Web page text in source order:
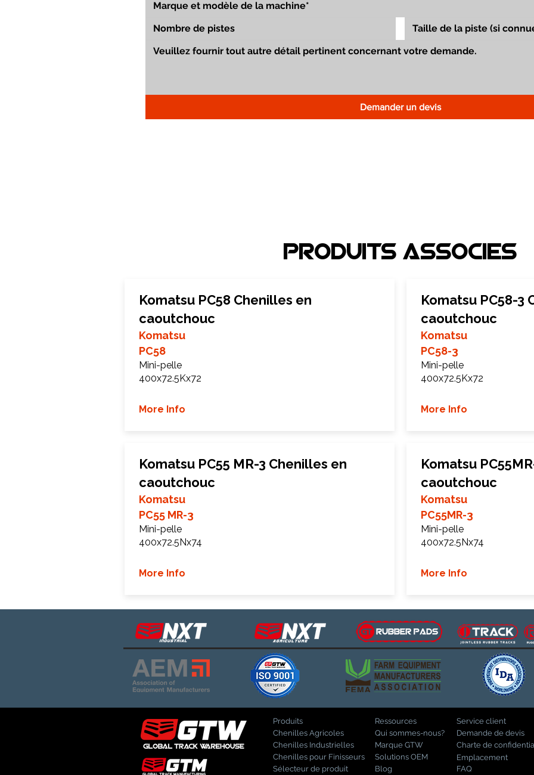
Demander un devis
Produits associEs
Komatsu PC58 Chenilles en
caoutchouc
Komatsu
PC58
Mini-pelle
400x72.5Kx72
More Info
Komatsu PC55 MR-3 Chenilles en
caoutchouc
Komatsu
PC55 MR-3
Mini-pelle
400x72.5Nx74
More Info
Komatsu PC58-3
caoutchouc
Komatsu
PC58-3
Mini-pelle
400x72.5Kx72
More Info
Komatsu
caoutchouc
Komatsu
PC55MR-3
Mini-pelle
400x72.5Nx74
More Info
Produits
Chenilles Agricoles
Chenilles Industrielles
Chenilles pour Finisseurs
Sélecteur de produit
Service client
Ressources
Qui sommes-nous?
Marque GTW
Solutions OEM
Blog
Demande de devis
Charte de
Emplacement
FAQ